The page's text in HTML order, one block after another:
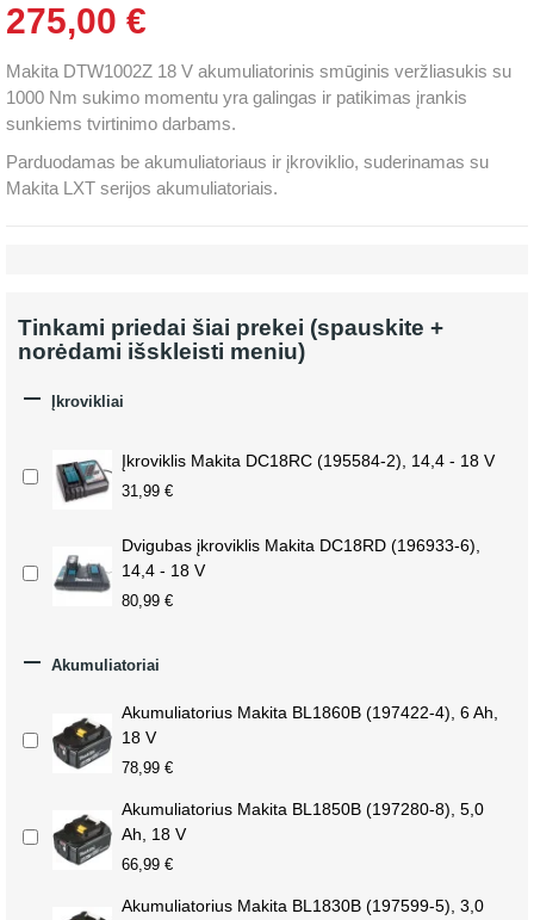
275,00 €
Makita DTW1002Z 18 V akumuliatorinis smūginis veržliasukis su
1000 Nm sukimo momentu yra galingas ir patikimas įrankis
sunkiems tvirtinimo darbams.
Parduodamas be akumuliatoriaus ir įkroviklio, suderinamas su
Makita LXT serijos akumuliatoriais.
Tinkami priedai šiai prekei (spauskite +
norėdami išskleisti meniu)
 Įkrovikliai
Įkroviklis Makita DC18RC (195584-2), 14,4 - 18 V
31,99 €
Dvigubas įkroviklis Makita DC18RD (196933-6),
14,4 - 18 V
80,99 €
 Akumuliatoriai
Akumuliatorius Makita BL1860B (197422-4), 6 Ah,
18 V
78,99 €
Akumuliatorius Makita BL1850B (197280-8), 5,0
Ah, 18 V
66,99 €
Akumuliatorius Makita BL1830B (197599-5), 3,0